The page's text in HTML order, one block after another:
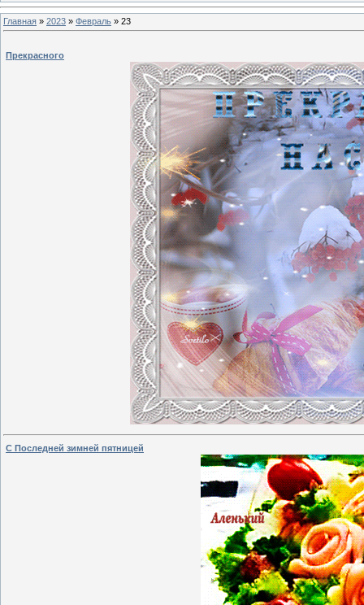
Главная » 2023 » Февраль » 23
Прекрасного
С Последней зимней пятницей